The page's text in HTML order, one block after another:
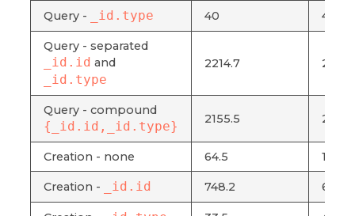
Query - _id.type 40 4.6
Query - separated
_id.id and
_id.type
2214.7
Query - compound
{_id.id,_id.type} 2155.5
Creation - none 64.5 17.8
Creation - _id.id 748.2 672.9